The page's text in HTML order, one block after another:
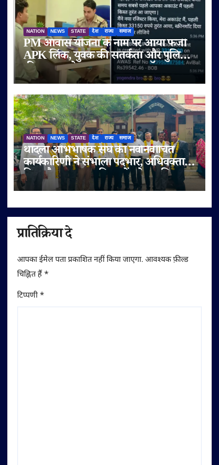
NATION NEWS STATE देश राज्य समाज
PM आवास योजना के नाम पर आया फर्जी
APK लिंक, युवक की सतर्कता और पुलिस
की तत्परता से टला बड़ा साइबर फ्रॉड
NATION NEWS STATE देश राज्य समाज
थांदला अभिभाषक संघ की नवनिर्वाचित
कार्यकारिणी ने संभाला पदभार, अधिवक्ता
हित और पक्षकार सुविधाओं को प्राथमिकता
प्रातिक्रिया दे
आपका ईमेल पता प्रकाशित नहीं किया जाएगा. आवश्यक फ़ील्ड
चिह्नित हैं *
टिप्पणी*